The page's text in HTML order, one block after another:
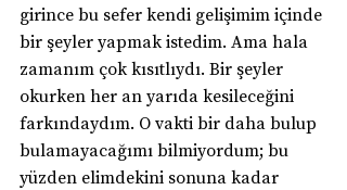
girince bu sefer kendi gelişimim içinde
bir şeyler yapmak istedim. Ama hala
zamanım çok kısıtlıydı. Bir şeyler
okurken her an yarıda kesileceğini
farkındaydım. O vakti bir daha bulup
bulamayacağımı bilmiyordum; bu
yüzden elimdekini sonuna kadar